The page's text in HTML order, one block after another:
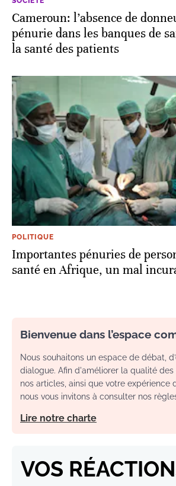
Cameroun: l’absence de
pénurie dans les banques de
la santé des patients
POLITIQUE
Importantes pénuries de
santé en Afrique, un mal
Bienvenue dans l’espace
Nous souhaitons un espace de débat,
dialogue. Afin d'améliorer la qualité des
nos articles, ainsi que votre expérience
nous vous invitons à consulter nos
Lire notre charte
VOS